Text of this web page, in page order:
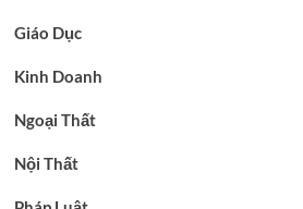
Giáo Dục
Kinh Doanh
Ngoại Thất
Nội Thất